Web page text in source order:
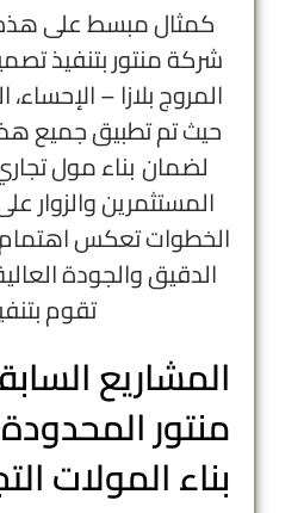
كمثال مبسط على
شركة منتور بتنفيذ
المروج بلازا –
حيث تم تطبيق جميع
لضمان بناء مول
المستثمرين والزوار
الخطوات تعكس اهتمام
الدقيق والجودة
تقوم
المشاريع
منتور
بناء المولات